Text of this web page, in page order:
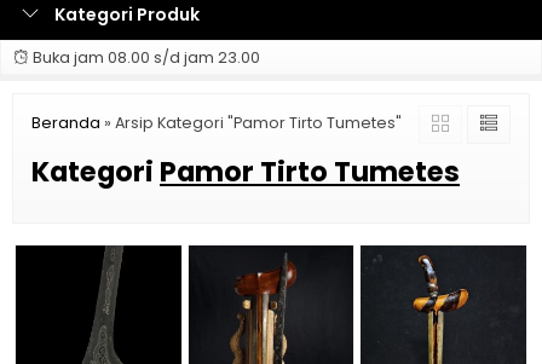
Kategori Produk
Buka jam 08.00 s/d jam 23.00
Beranda » Arsip Kategori "Pamor Tirto Tumetes"
Kategori Pamor Tirto Tumetes